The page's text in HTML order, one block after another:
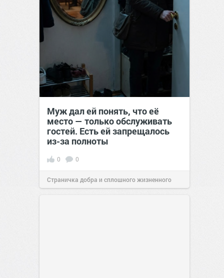
Муж дал ей понять, что её
место — только обслуживать
гостей. Есть ей запрещалось
из-за полноты
0 0
Страничка добра и сплошного жизненного